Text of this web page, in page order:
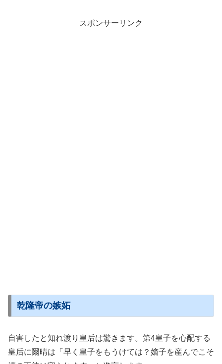
スポンサーリンク
乾隆帝の嫉妬
自害したと知れ渡り皇后は驚きます。第4皇子を心配する
皇后に爾晴は「早く皇子をもうけては？嫡子を産んでこそ